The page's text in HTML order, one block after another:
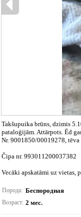
Takšupuika brūns, dzimis
pataloģijām. Attārpots. Ēd
Nr. 9001850/00019278,
Čipa nr. 993011200037382
Vecāki apskatāmi uz vietas,
Порода: Беспородная
Возраст: 2 мес.